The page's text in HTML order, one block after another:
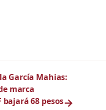
García Mahias:
marca
bajará 68 pesos→